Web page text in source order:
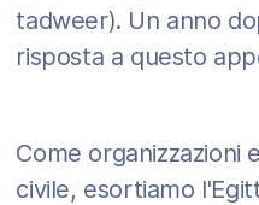
tadweer). Un anno
risposta a questo
Come organizzazioni
civile, esortiamo